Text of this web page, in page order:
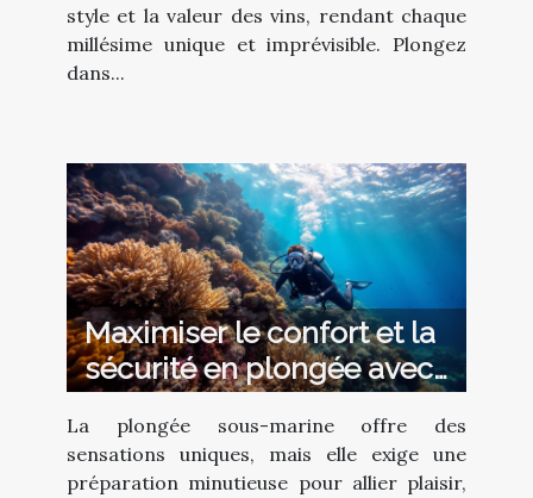
style et la valeur des vins, rendant chaque
millésime unique et imprévisible. Plongez
dans...
Maximiser le confort et la
sécurité en plongée avec
la bonne combinaison
La plongée sous-marine offre des
sensations uniques, mais elle exige une
préparation minutieuse pour allier plaisir,